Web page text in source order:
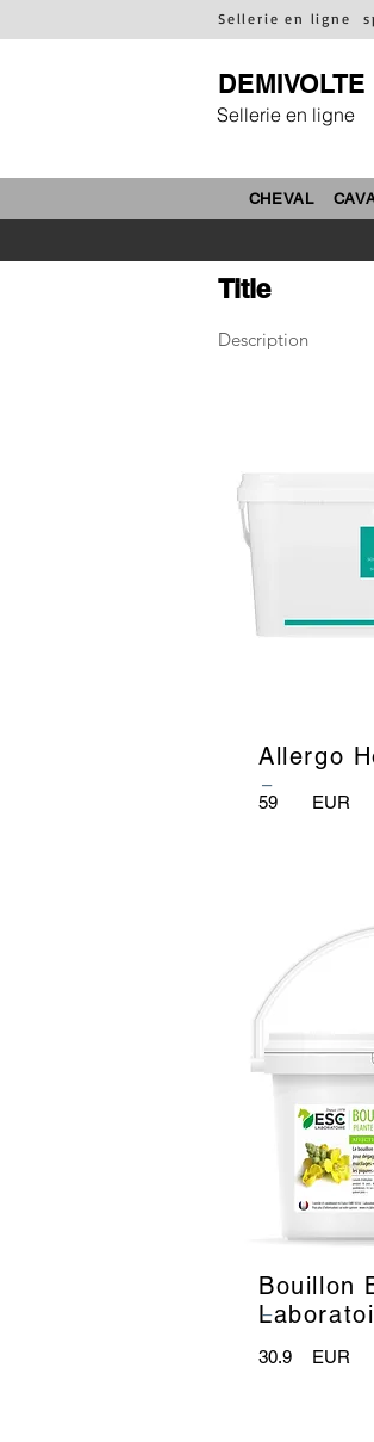
Sellerie en ligne
DEMIVOLTE
Sellerie en ligne
CHEVAL
Allergo
_
59 EUR
Bouillon
_
30.9 EUR
Title
Description